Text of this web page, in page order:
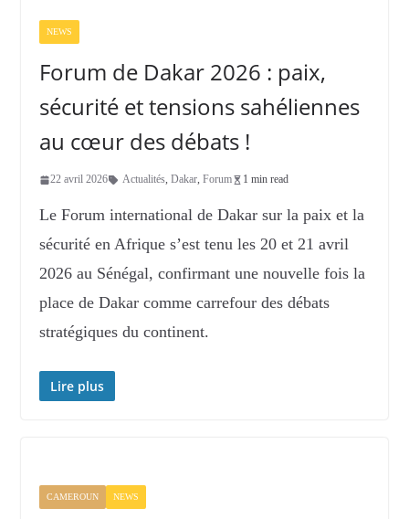
NEWS
Forum de Dakar 2026 : paix,
sécurité et tensions sahéliennes
au cœur des débats !
22 avril 2026 Actualités, Dakar, Forum 1 min read
Le Forum international de Dakar sur la paix et la
sécurité en Afrique s’est tenu les 20 et 21 avril
2026 au Sénégal, confirmant une nouvelle fois la
place de Dakar comme carrefour des débats
stratégiques du continent.
Lire plus
CAMEROUN NEWS